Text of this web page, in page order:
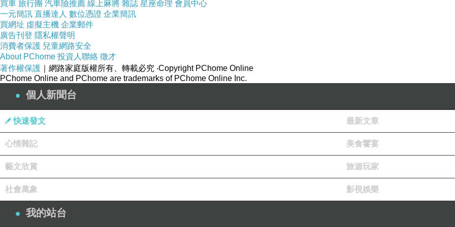
80年代，日本流行樂壇孕育了一位又一位偶像女歌手，當時女歌手的數目，遠遠超越男歌手，例如有小泉今日
香等，當年女歌手競爭劇烈，鬥唱片銷售量、鬥廣告數量、鬥雜誌封面次數及鬥人氣，總之她們都想做日本流行歌
息的休息，只是到了出道幾多周年，才推出精選紀念唱片或舉行握手會或圖片展或舉辦迷你音樂會，出來見一見大
活躍於流行樂壇，仍然推出新專輯及舉行日本巡迴演唱會。
在1980年出道以來，到目前為止已經舉行了超過二十次日本巡迴演唱會，遠遠超過其他同期出道的女歌手。最近
買車 旅行團 汽車險推薦 線上麻將 雜誌 星座命理 會員中心
一元簡訊 直播達人 數位憑證 企業簡訊
買網址 虛擬主機 企業郵件
廣告刊登 隱私權聲明
消費者保護 兒童網路安全
About PChome 投資人聯絡 徵才
著作權保護 ｜網路家庭版權所有、轉載必究 ‧Copyright PChome Online
PChome Online and PChome are trademarks of PChome Online Inc.
個人新聞台
快速發文 最新文章
心情雜記 美食饗宴
藝文欣賞 旅遊玩家
社會萬象 影視娛樂
我的站台